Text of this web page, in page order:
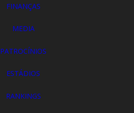
FINANÇAS
MEDIA
PATROCÍNIOS
ESTÁDIOS
RANKINGS